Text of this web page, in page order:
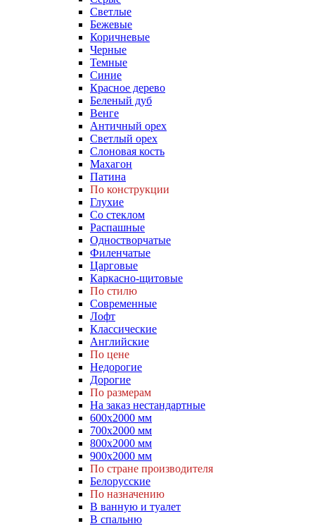
Светлые
Бежевые
Коричневые
Черные
Темные
Синие
Красное дерево
Беленый дуб
Венге
Античный орех
Светлый орех
Слоновая кость
Махагон
Патина
По конструкции
Глухие
Со стеклом
Распашные
Одностворчатые
Филенчатые
Царговые
Каркасно-щитовые
По стилю
Современные
Лофт
Классические
Английские
По цене
Недорогие
Дорогие
По размерам
На заказ нестандартные
600х2000 мм
700х2000 мм
800х2000 мм
900х2000 мм
По стране производителя
Белорусские
По назначению
В ванную и туалет
В спальню